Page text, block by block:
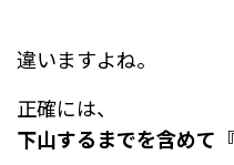
違いますよね。
正確には、
下山するまでを含めて